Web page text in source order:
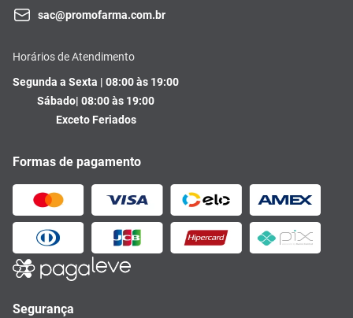
sac@promofarma.com.br
Horários de Atendimento
Segunda a Sexta | 08:00 às 19:00
Sábado| 08:00 às 19:00
Exceto Feriados
Formas de pagamento
Segurança